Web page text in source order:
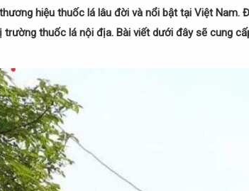
hiệu thuốc lá lâu đời và nổi bật tại Việt Nam.
thuốc lá nội địa. Bài viết dưới đây sẽ cung